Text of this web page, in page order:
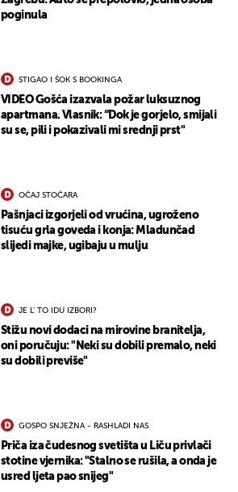
poginula
STIGAO I ŠOK S BOOKINGA
VIDEO Gošća izazvala požar luksuznog
apartmana. Vlasnik: “Dok je gorjelo, smijali
su se, pili i pokazivali mi srednji prst"
OČAJ STOČARA
Pašnjaci izgorjeli od vrućina, ugroženo
tisuću grla goveda i konja: Mladunčad
slijedi majke, ugibaju u mulju
JE L' TO IDU IZBORI?
Stižu novi dodaci na mirovine branitelja,
oni poručuju: "Neki su dobili premalo, neki
su dobili previše"
GOSPO SNJEŽNA - RASHLADI NAS
Priča iza čudesnog svetišta u Liču privlači
stotine vjernika: "Stalno se rušila, a onda je
usred ljeta pao snijeg"